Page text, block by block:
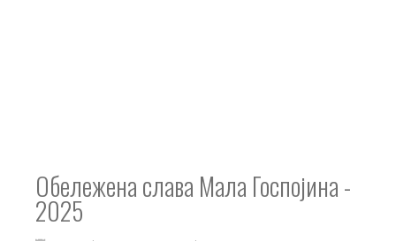
Обележена слава Мала Госпојина -
2025